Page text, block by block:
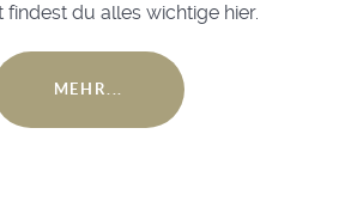
findest du alles wichtige hier.
MEHR...